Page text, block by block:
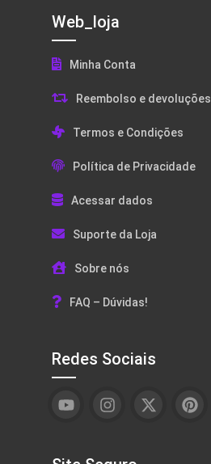
Web_loja
Minha Conta
Reembolso e devoluções
Termos e Condições
Política de Privacidade
Acessar dados
Suporte da Loja
Sobre nós
FAQ – Dúvidas!
Redes Sociais